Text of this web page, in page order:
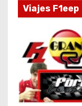
Viajes F1eep